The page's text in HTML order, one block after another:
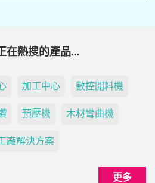
在熱搜的產品…
加工中心 數控開料機
預壓機 木材彎曲機
廠解決方案
更多